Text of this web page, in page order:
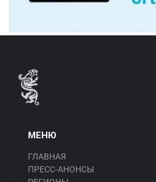
МЕНЮ
ГЛАВНАЯ
ПРЕСС-АНОНСЫ